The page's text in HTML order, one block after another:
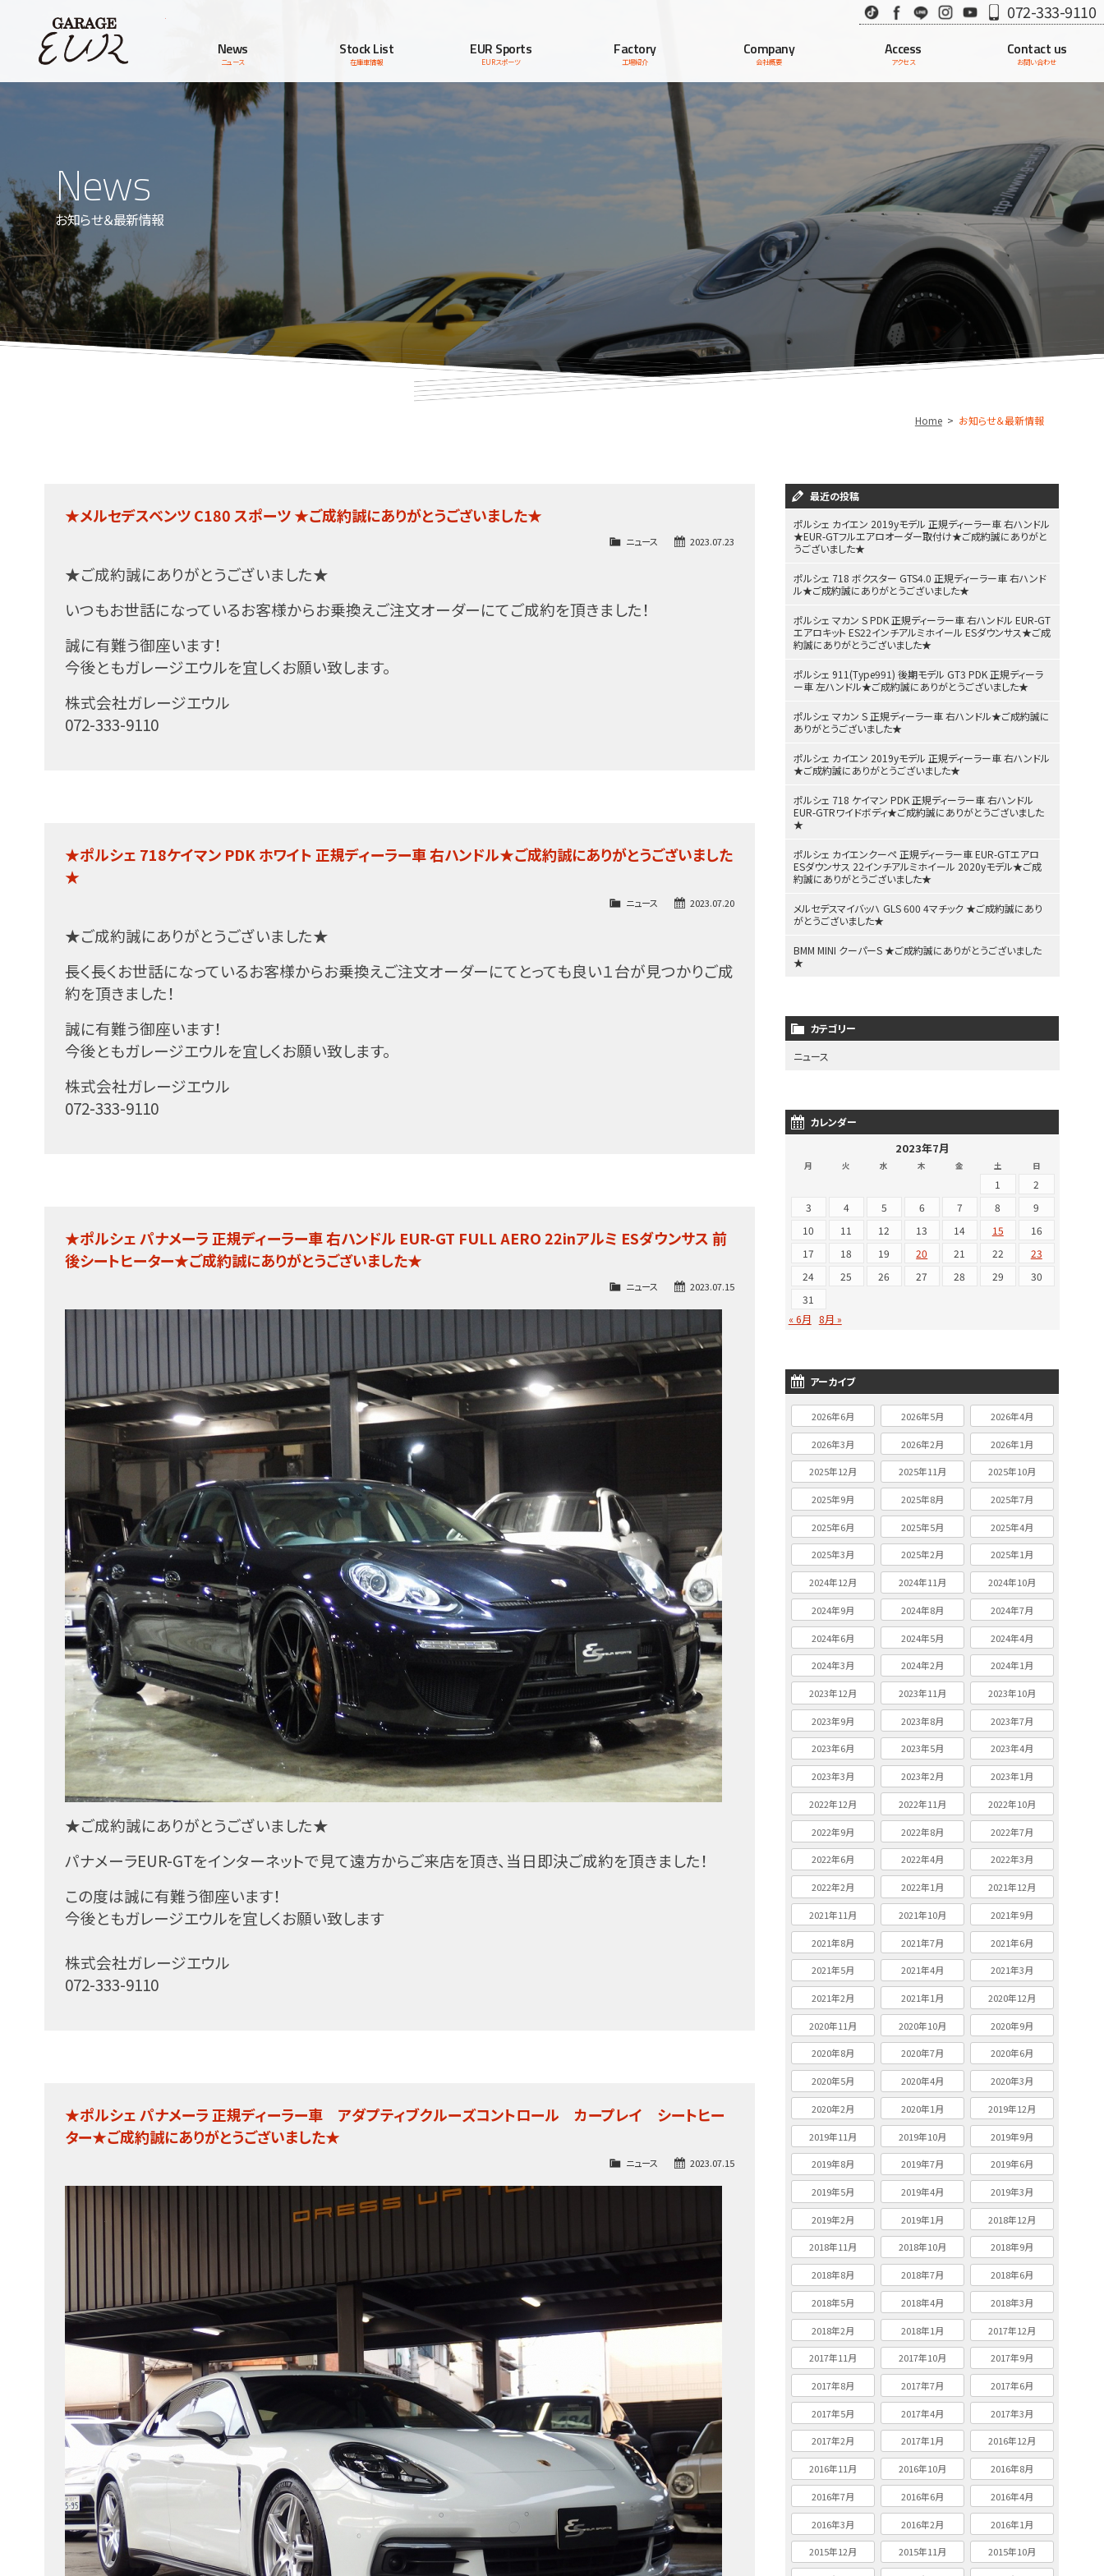
TikTok Facebook
LINE InstagramYoutube072-333-9110
News
ニュース
Stock List
在庫車情報
EUR Sports
EURスポーツ
Factory
工場紹介
Company
会社概要
Access
アクセス
Contact us
お問い合わせ
News
お知らせ＆最新情報
Home お知らせ＆最新情報
★メルセデスベンツ C180 スポーツ ★ご成約誠にありがとうございました★
2023.07.23
ニュース
★ご成約誠にありがとうございました★
いつもお世話になっているお客様からお乗換えご注文オーダーにてご成約を頂きました！
誠に有難う御座います！
今後ともガレージエウルを宜しくお願い致します。
株式会社ガレージエウル
072-333-9110
★ポルシェ 718ケイマン PDK ホワイト 正規ディーラー車 右ハンドル★ご成約誠にありがとうございました
★
2023.07.20
ニュース
★ご成約誠にありがとうございました★
長く長くお世話になっているお客様からお乗換えご注文オーダーにてとっても良い１台が見つかりご成
約を頂きました！
誠に有難う御座います！
今後ともガレージエウルを宜しくお願い致します。
株式会社ガレージエウル
072-333-9110
★ポルシェ パナメーラ 正規ディーラー車 右ハンドル EUR-GT FULL AERO 22inアルミ ESダウンサス 前
後シートヒーター★ご成約誠にありがとうございました★
2023.07.15
ニュース
★ご成約誠にありがとうございました★
パナメーラEUR-GTをインターネットで見て遠方からご来店を頂き、当日即決ご成約を頂きました！
この度は誠に有難う御座います！
今後ともガレージエウルを宜しくお願い致します
株式会社ガレージエウル
072-333-9110
★ポルシェ パナメーラ 正規ディーラー車 アダプティブクルーズコントロール カープレイ シートヒー
ター★ご成約誠にありがとうございました★
2023.07.15
ニュース
最近の投稿
ポルシェ カイエン 2019yモデル 正規ディーラー車 右ハンドル
★EUR-GTフルエアロオーダー取付け★ご成約誠にありがと
うございました★
ポルシェ 718 ボクスター GTS4.0 正規ディーラー車 右ハンド
ル★ご成約誠にありがとうございました★
ポルシェ マカン S PDK 正規ディーラー車 右ハンドル EUR-GT
エアロキット ES22インチアルミホイール ESダウンサス★ご成
約誠にありがとうございました★
ポルシェ 911(Type991) 後期モデル GT3 PDK 正規ディーラ
ー車 左ハンドル★ご成約誠にありがとうございました★
ポルシェ マカン S 正規ディーラー車 右ハンドル★ご成約誠に
ありがとうございました★
ポルシェ カイエン 2019yモデル 正規ディーラー車 右ハンドル
★ご成約誠にありがとうございました★
ポルシェ 718 ケイマン PDK 正規ディーラー車 右ハンドル
EUR-GTRワイドボディ★ご成約誠にありがとうございました
★
ポルシェ カイエンクーペ 正規ディーラー車 EUR-GTエアロ
ESダウンサス 22インチアルミホイール 2020yモデル★ご成
約誠にありがとうございました★
メルセデスマイバッハ GLS 600 4マチック ★ご成約誠にあり
がとうございました★
BMM MINI クーパーS ★ご成約誠にありがとうございました
★
カテゴリー
ニュース
カレンダー
2023年7月
月 火 水 木 金 土 日
1
2
3
4 5 6 7 8
9
10
11 12 13 14 15
16
17
18 19 20 21 22
23
24
25 26 27 28 29
30
31
« 6月
8月 »
アーカイブ
2026年6月 2026年5月 2026年4月
2026年3月 2026年2月 2026年1月
2025年12月 2025年11月 2025年10月
2025年9月 2025年8月 2025年7月
2025年6月 2025年5月 2025年4月
2025年3月 2025年2月 2025年1月
2024年12月 2024年11月 2024年10月
2024年9月 2024年8月 2024年7月
2024年6月 2024年5月 2024年4月
2024年3月 2024年2月 2024年1月
2023年12月 2023年11月 2023年10月
2023年9月 2023年8月 2023年7月
2023年6月 2023年5月 2023年4月
2023年3月 2023年2月 2023年1月
2022年12月 2022年11月 2022年10月
2022年9月 2022年8月 2022年7月
2022年6月 2022年4月 2022年3月
2022年2月 2022年1月 2021年12月
2021年11月 2021年10月 2021年9月
2021年8月 2021年7月 2021年6月
2021年5月 2021年4月 2021年3月
2021年2月 2021年1月 2020年12月
2020年11月 2020年10月 2020年9月
2020年8月 2020年7月 2020年6月
2020年5月 2020年4月 2020年3月
2020年2月 2020年1月 2019年12月
2019年11月 2019年10月 2019年9月
2019年8月 2019年7月 2019年6月
2019年5月 2019年4月 2019年3月
2019年2月 2019年1月 2018年12月
2018年11月 2018年10月 2018年9月
2018年8月 2018年7月 2018年6月
2018年5月 2018年4月 2018年3月
2018年2月 2018年1月 2017年12月
2017年11月 2017年10月 2017年9月
2017年8月 2017年7月 2017年6月
2017年5月 2017年4月 2017年3月
2017年2月 2017年1月 2016年12月
2016年11月 2016年10月 2016年8月
2016年7月 2016年6月 2016年4月
2016年3月 2016年2月 2016年1月
2015年12月 2015年11月 2015年10月